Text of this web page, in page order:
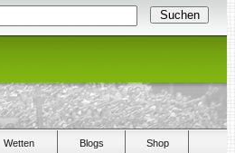
Wetten Blogs Shop